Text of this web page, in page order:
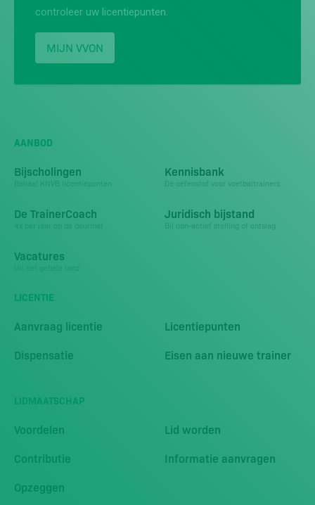
controleer uw licentiepunten.
MIJN VVON
AANBOD
Bijscholingen
Behaal KNVB licentiepunten
Kennisbank
De oefenstof voor voetbaltrainers
De TrainerCoach Juridisch bijstand
Bij non-actief stelling of ontslag
Vacatures
LICENTIE
Aanvraag licentie
Licentiepunten
Dispensatie
Eisen aan nieuwe trainer
LIDMAATSCHAP
Voordelen
Lid worden
Contributie
Informatie aanvragen
Opzeggen